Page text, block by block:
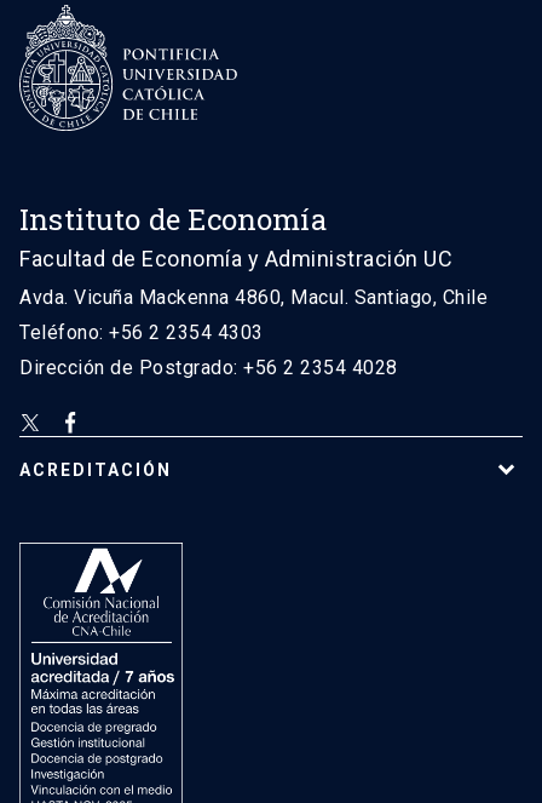
Instituto de Economía
Facultad de Economía y Administración UC
Avda. Vicuña Mackenna 4860, Macul. Santiago, Chile
Teléfono: +56 2 2354 4303
Dirección de Postgrado: +56 2 2354 4028
ACREDITACIÓN